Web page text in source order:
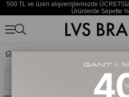
500 TL ve üzeri alışverişlerinizde
Ürünlerde Sepette